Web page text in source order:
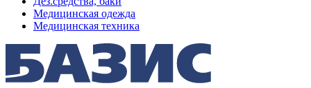
Медицинская одежда
Медицинская техника